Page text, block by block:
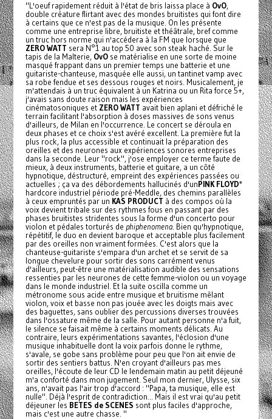
"L'oeuf rapidement réduit à l'état de bris laissa place à OvO,
double créature flirtant avec des mondes bruitistes qui font dire
à certains que ce n'est pas de la musique. On les présente
comme une entreprise libre, bruitiste et théâtrale, bref comme
un truc hors norme qui n'accédera à la FM que lorsque que
ZERO WATT sera N°1 au top 50 avec son steak haché. Sur le
tapis de la Malterie, OvOse matérialise en une sorte de moine
masqué frappant dans un premier temps une batterie et une
guitariste-chanteuse, masquée elle aussi, un tantinet vamp avec
sa robe fendue et ses dessous rouges et noirs. Musicalement, je
m'attendais à un truc équivalent à un Katrina ou un Rita force 5+,
j'avais sans doute raison mais les expériences
cinématosoniques et ZERO WATT avait bien aplani et défriché le
terrain facilitant l'absorption à doses massives de sons venus
d'ailleurs, de Milan en l'occurrence. Le concert se déroula en
deux phases et ce choix s'est avéré excellent. La première fut la
plus rock, la plus accessible et continuait la préparation des
oreilles et des neurones aux expériences sonores entreprises
dans la seconde. Leur "rock", j'ose employer ce terme faute de
mieux, à deux instruments, batterie et guitare, a un côté
hypnotique, déstructuré, empreint des expériences passées ou
actuelles ; ça va des débordements hallucinés d'unPINK FLOYD*
hardcore industriel période pré-Meddle, des chemins parallèles
à ceux empruntés par un KAS PRODUCT à des compos où la
voix devient tribale sur des rythmes fous en passant par des
phases bruitistes stridentes sous la forme d'un concerto pour
violon et pédales torturés de phiphenomena. Bien qu'hypnotique,
répétitif, le duo en devient baroque et acceptable plus facilement
par des oreilles non vraiment formées. C'est alors que la
chanteuse-guitariste s'empara d'un archet et se servit de sa
longue chevelure pour sortir des sons carrément venus
d'ailleurs, peut-être une matérialisation audible des sensations
ressenties par les neurones de cette femme-violon ou un voyage
dans le monde industriel. Et la suite oscilla comme un
métronome sous acide entre musique et bruitisme mêlant
violon, voix et basse non pas jouée avec les doigts mais avec
des baguettes, sans oublier des percussions diverses trouvées
dans l'ossature même de la salle. Pour autant personne n'a fuit,
le silence se faisait même à certains moments délicats. Au
contraire, leurs expérimentations savantes, l'éclosion d'une
musique inhabituelle dont la voix parfois donne le rythme,
s'avale, se gobe sans problème pour peu que l'on ait envie de
sortir des sentiers battus. N'en croyant d'ailleurs pas mes
oreilles, l'écoute de leur CD le lendemain matin au petit déjeuné
m'a conforté dans mon jugement. Seul mon dernier, Ulysse, six
ans, n'avait pas l'air trop d'accord : "Papa, ta musique, elle est
nulle". Déjà l'esprit de contradiction... Mais il est vrai qu'au petit
déjeuner les BETES de SCENES sont plus faciles d'approche,
mais c'est une autre chasse. "